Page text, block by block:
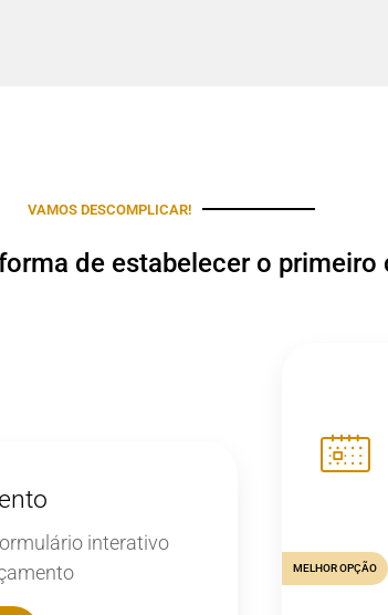
VAMOS DESCOMPLICAR!
de estabelecer o primeiro
interativo
MELHOR OPÇÃO